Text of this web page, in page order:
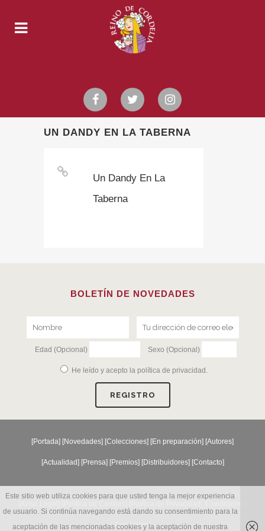
UN DANDY EN LA TABERNA
Un Dandy En La
Taberna
BOLETÍN DE NOVEDADES
Edad (Opcional) Sexo (Opcional)
He leído y acepto la política de privacidad .
[Portada] [Novedades] [Colecciones] [En preparación] [Autores]
[Actualidad] [Prensa] [Premios] [Distribuidores] [Contacto]
Generales ]
Este sitio web utiliza cookies para que usted tenga la mejor experiencia
de usuario. Si continúa navegando está dando su consentimiento para la
aceptación de las mencionadas cookies y la aceptación de nuestra